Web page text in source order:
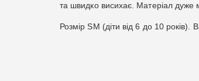
та швидко висихає. Матеріал
Розмір SM (діти від 6 до 10 років).